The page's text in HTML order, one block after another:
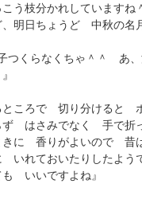
う枝分かれしています
明日ちょうど 中秋の名
つくらなくちゃ＾＾ あ
ところで 切り分けると
ず はさみでなく 手で折
に 香りがよいので 昔
れておいたりしたよう
いいですよね』